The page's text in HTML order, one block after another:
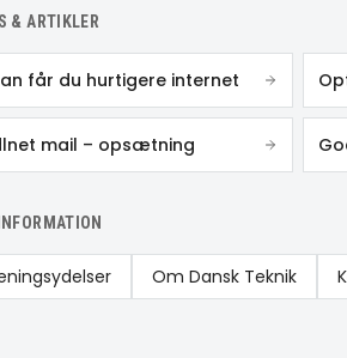
& ARTIKLER
får du hurtigere internet
mail – opsætning
Om Dansk Teknik